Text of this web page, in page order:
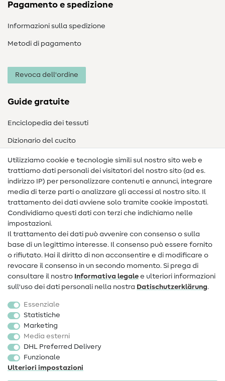
Pagamento e spedizione
Informazioni sulla spedizione
Metodi di pagamento
Revoca dell'ordine
Guide gratuite
Enciclopedia dei tessuti
Dizionario del cucito
Nähanleitungen
Assistenza e contatto
Contatto
Informazioni sul nuovo proprietario
FAQ
Diritto di recesso
Popolare
Accessori cucito
Sale
Utilizziamo cookie e tecnologie simili sul nostro sito web e
trattiamo dati personali dei visitatori del nostro sito (ad es.
indirizzo IP) per personalizzare contenuti e annunci, integrare
media di terze parti o analizzare gli accessi al nostro sito. Il
trattamento dei dati avviene solo tramite cookie impostati.
Condividiamo questi dati con terzi che indichiamo nelle
impostazioni.
Il trattamento dei dati può avvenire con consenso o sulla
base di un legittimo interesse. Il consenso può essere fornito
o rifiutato. Hai il diritto di non acconsentire e di modificare o
revocare il consenso in un secondo momento. Si prega di
consultare il nostro Informativa legale e ulteriori informazioni
sull'uso dei dati personali nella nostra Dati­schutz­erklärung.
Essenziale
Statistiche
Marketing
Media esterni
DHL Preferred Delivery
Funzionale
Ulteriori impostazioni